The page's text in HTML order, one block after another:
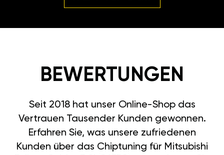
BEWERTUNGEN
Seit 2018 hat unser Online-Shop das
Vertrauen Tausender Kunden gewonnen.
Erfahren Sie, was unsere zufriedenen
Kunden über das Chiptuning für Mitsubishi